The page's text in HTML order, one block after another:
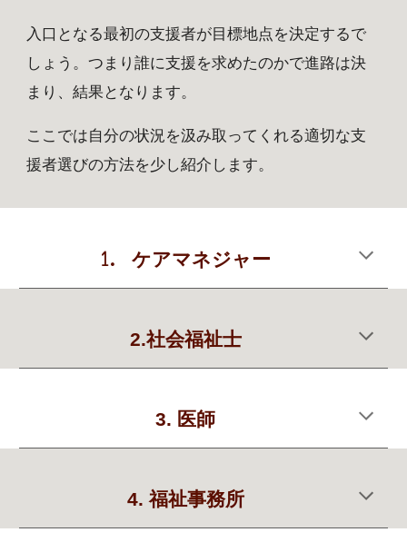
入口となる最初の支援者が目標地点を決定するで
しょう。つまり誰に支援を求めたのかで進路は決
まり、結果となります。
ここでは自分の状況を汲み取ってくれる適切な支
援者選びの方法を少し紹介します。
1. ケアマネジャー
2.社会福祉士
3. 医師
4. 福祉事務所